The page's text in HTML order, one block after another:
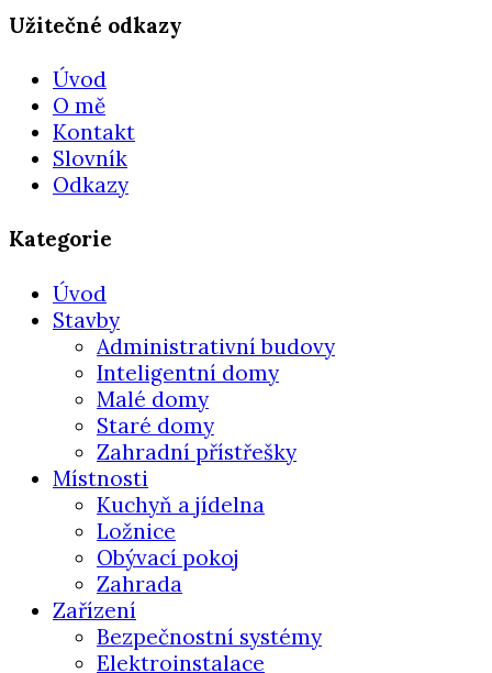
Užitečné odkazy
Úvod
O mě
Kontakt
Slovník
Odkazy
Kategorie
Úvod
Stavby
Administrativní budovy
Inteligentní domy
Malé domy
Staré domy
Zahradní přístřešky
Místnosti
Kuchyň a jídelna
Ložnice
Obývací pokoj
Zahrada
Zařízení
Bezpečnostní systémy
Elektroinstalace